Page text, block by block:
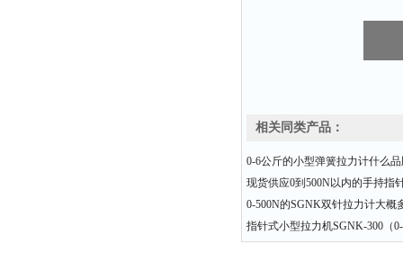
相关同类产品：
0-6公斤的小型弹簧拉力计什么
现货供应0到500N以内的手持指
0-500N的SGNK双针拉力计大概
指针式小型拉力机SGNK-300（